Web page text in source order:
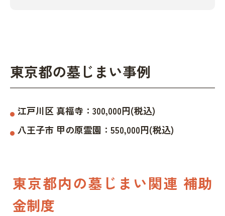
東京都の墓じまい事例
江戸川区 真福寺 ： 300,000円(税込)
八王子市 甲の原霊園 ： 550,000円(税込)
東京都内の墓じまい関連 補助
金制度